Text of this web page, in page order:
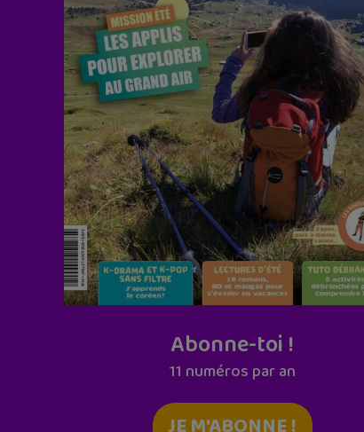
Abonne-toi !
11 numéros par an